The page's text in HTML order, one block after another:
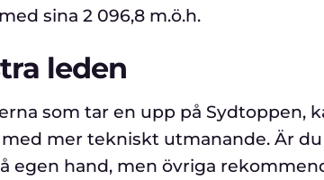
sina 2 096,8 m.ö.h.
leden
som tar en upp på Sydtoppen,
mer tekniskt utmanande. Är
egen hand, men övriga